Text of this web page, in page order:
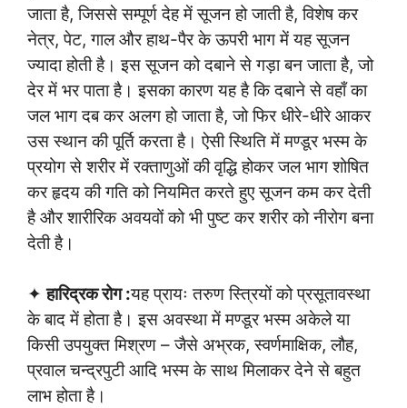
जाता है, जिससे सम्पूर्ण देह में सूजन हो जाती है, विशेष कर
नेत्र, पेट, गाल और हाथ-पैर के ऊपरी भाग में यह सूजन
ज्यादा होती है। इस सूजन को दबाने से गड़ा बन जाता है, जो
देर में भर पाता है। इसका कारण यह है कि दबाने से वहाँ का
जल भाग दब कर अलग हो जाता है, जो फिर धीरे-धीरे आकर
उस स्थान की पूर्ति करता है। ऐसी स्थिति में मण्डूर भस्म के
प्रयोग से शरीर में रक्ताणुओं की वृद्धि होकर जल भाग शोषित
कर हृदय की गति को नियमित करते हुए सूजन कम कर देती
है और शारीरिक अवयवों को भी पुष्ट कर शरीर को नीरोग बना
देती है।
✦हारिद्रक रोग :यह प्रायः तरुण स्त्रियों को प्रसूतावस्था
के बाद में होता है। इस अवस्था में मण्डूर भस्म अकेले या
किसी उपयुक्त मिश्रण – जैसे अभ्रक, स्वर्णमाक्षिक, लौह,
प्रवाल चन्द्रपुटी आदि भस्म के साथ मिलाकर देने से बहुत
लाभ होता है।